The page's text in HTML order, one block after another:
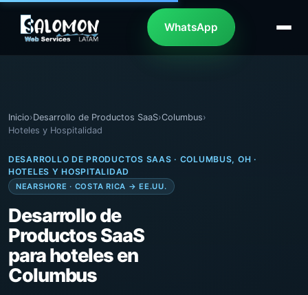
WhatsApp
Inicio›Desarrollo de Productos SaaS›Columbus›
Hoteles y Hospitalidad
DESARROLLO DE PRODUCTOS SAAS · COLUMBUS, OH ·
HOTELES Y HOSPITALIDAD
NEARSHORE · COSTA RICA → EE.UU.
Desarrollo de
Productos SaaS
para hoteles en
Columbus